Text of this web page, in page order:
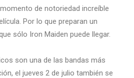
de notoriedad increíble
Por lo que preparan un
sólo Iron Maiden puede llegar.
son una de las bandas más
el jueves 2 de julio también se